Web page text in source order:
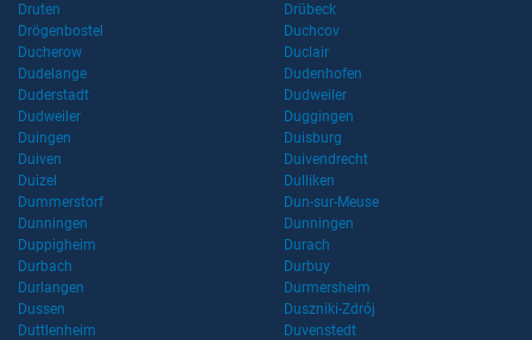
Druten
Drübeck
Drögenbostel
Duchcov
Ducherow
Duclair
Dudelange
Dudenhofen
Duderstadt
Dudweiler
Dudweiler
Duggingen
Duingen
Duisburg
Duiven
Duivendrecht
Duizel
Dulliken
Dummerstorf
Dun-sur-Meuse
Dunningen
Dunningen
Duppigheim
Durach
Durbach
Durbuy
Durlangen
Durmersheim
Dussen
Duszniki-Zdrój
Duttlenheim
Duvenstedt